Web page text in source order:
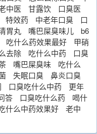
中医 甘露饮
口臭医
特效药 中老年口臭
口
胃丸 嘴巴屎臭味儿
b6
吃什么药效果最好
甲硝
去除 吃什么中药
口臭
嘴巴屎臭味
吃什么
失眠口臭
鼻炎口臭
口臭吃什么中药
更年
答 口臭吃什么药
喝什
什么中药效果好
老中